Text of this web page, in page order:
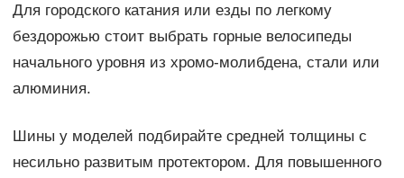
Для городского катания или езды по легкому
бездорожью стоит выбрать горные велосипеды
начального уровня из хромо-молибдена, стали или
алюминия.
Шины у моделей подбирайте средней толщины с
несильно развитым протектором. Для повышенного